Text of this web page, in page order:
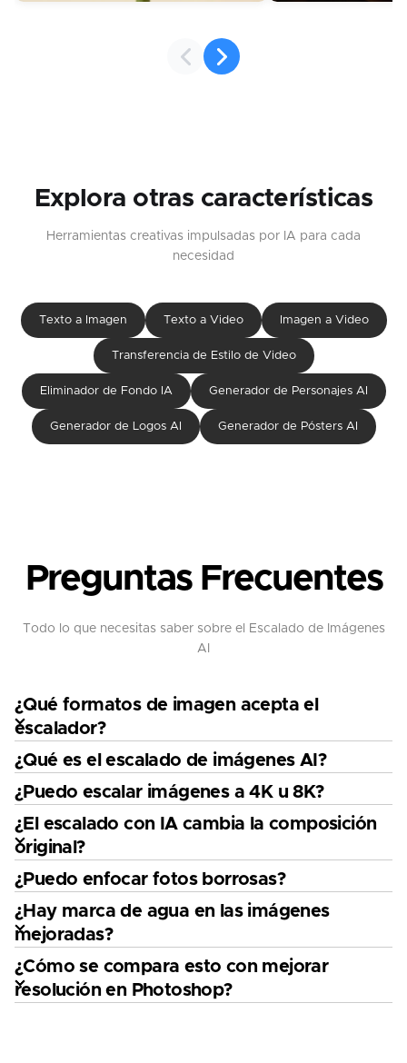
Explora otras características
Herramientas creativas impulsadas por IA para cada
necesidad
Texto a Imagen Texto a Video Imagen a Video
Transferencia de Estilo de Video
Eliminador de Fondo IA Generador de Personajes AI
Generador de Logos AI Generador de Pósters AI
Preguntas Frecuentes
Todo lo que necesitas saber sobre el Escalado de Imágenes
AI
¿Qué formatos de imagen acepta el
escalador?
¿Qué es el escalado de imágenes AI?
¿Puedo escalar imágenes a 4K u 8K?
¿El escalado con IA cambia la composición
original?
¿Puedo enfocar fotos borrosas?
¿Hay marca de agua en las imágenes
mejoradas?
¿Cómo se compara esto con mejorar
resolución en Photoshop?